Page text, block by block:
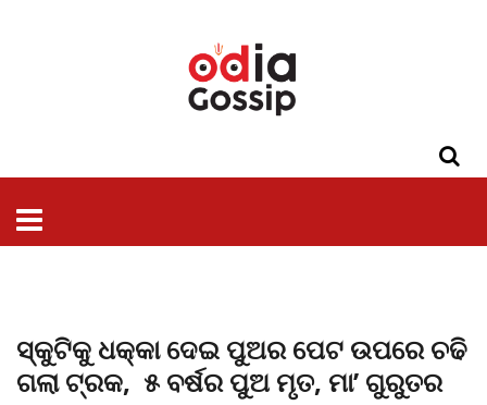
ସ୍କୁଟିକୁ ଧକ୍କା ଦେଇ ପୁଅର ପେଟ ଉପରେ ଚଢି
ଗଲା ଟ୍ରକ, ୫ ବର୍ଷର ପୁଅ ମୃତ, ମା’ ଗୁରୁତର